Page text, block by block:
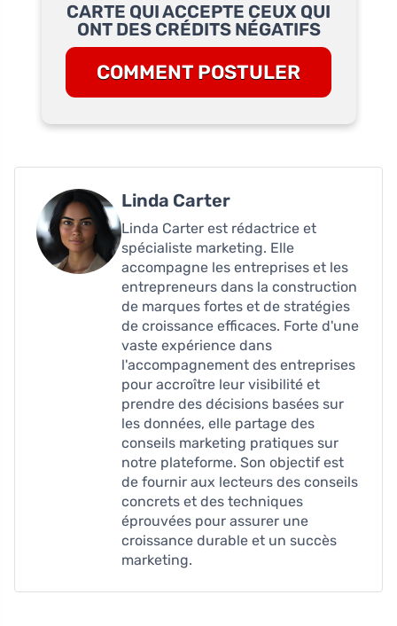
CARTE QUI ACCEPTE CEUX QUI
ONT DES CRÉDITS NÉGATIFS
COMMENT POSTULER
Linda Carter
Linda Carter est rédactrice et
spécialiste marketing. Elle
accompagne les entreprises et les
entrepreneurs dans la construction
de marques fortes et de stratégies
de croissance efficaces. Forte d'une
vaste expérience dans
l'accompagnement des entreprises
pour accroître leur visibilité et
prendre des décisions basées sur
les données, elle partage des
conseils marketing pratiques sur
notre plateforme. Son objectif est
de fournir aux lecteurs des conseils
concrets et des techniques
éprouvées pour assurer une
croissance durable et un succès
marketing.